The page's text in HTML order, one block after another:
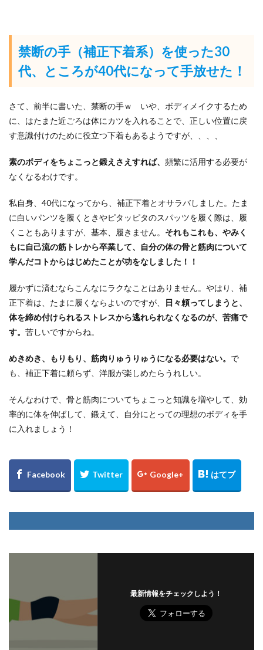
禁断の手（補正下着系）を使った30
代、ところが40代になって手放せた！
さて、前半に書いた、禁断の手ｗ いや、ボディメイクするため
に、はたまた近ごろは体にカツを入れることで、正しい位置に戻
す意識付けのために役立つ下着もあるようですが、、、、
素のボディをちょこっと鍛えさえすれば、 頻繁に活用する必要が
なくなるわけです。
私自身、40代になってから、補正下着とオサラバしました。たま
に白いパンツを履くときやピタッピタのスパッツを履く際は、履
くこともありますが、基本、履きません。 それもこれも、やみく
もに自己流の筋トレから卒業して、自分の体の骨と筋肉について
学んだコトからはじめたことが功をなしました！！
履かずに済むならこんなにラクなことはありません。やはり、補
正下着は、たまに履くならよいのですが、
日々頼ってしまうと、
体を締め付けられるストレスから逃れられなくなるのが、苦痛で
す。 苦しいですからね。
めきめき、もりもり、筋肉りゅうりゅうになる必要はない。 で
も、補正下着に頼らず、洋服が楽しめたらうれしい。
そんなわけで、骨と筋肉についてちょこっと知識を増やして、効
率的に体を伸ばして、鍛えて、自分にとっての理想のボディを手
に入れましょう！
最新情報をチェックしよう！